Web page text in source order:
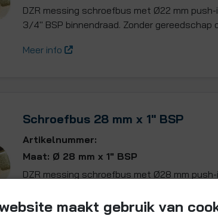
DZR messing schroefbus met Ø22 mm push-
3/4" BSP binnendraad. Zonder gereedschap
Meer info
Schroefbus 28 mm x 1" BSP
Artikelnummer:
Maat: Ø 28 mm x 1" BSP
DZR messing schroefbus met Ø28 mm push-
Meer infomaakt gebruik van